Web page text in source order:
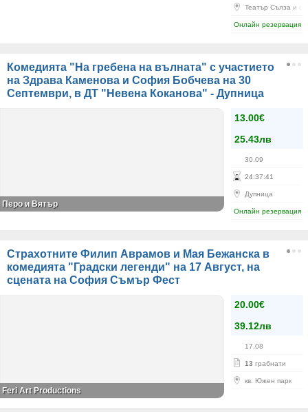
Театър Сълза и
Онлайн резервация
Комедията "На гребена на вълната" с участието
на Здрава Каменова и София Бобчева на 30
Септември, в ДТ "Невена Коканова" - Дупница
13.00€
25.43лв
30.09
24:37:41
Дупница
Онлайн резервация
Перо и Вятър
Страхотните Филип Аврамов и Мая Бежанска в
комедията "Градски легенди" на 17 Август, на
сцената на София Съмър Фест
20.00€
39.12лв
17.08
13 грабнати
кв. Южен парк
Feri Art Productions